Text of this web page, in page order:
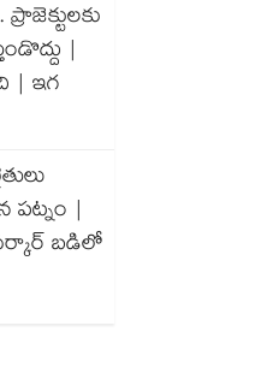
|
| ఇగ
పట్నం |
బడిలో